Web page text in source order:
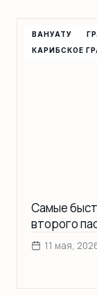
ВАНУАТУ
КАРИБСКОЕ
Самые
второго
11 мая,